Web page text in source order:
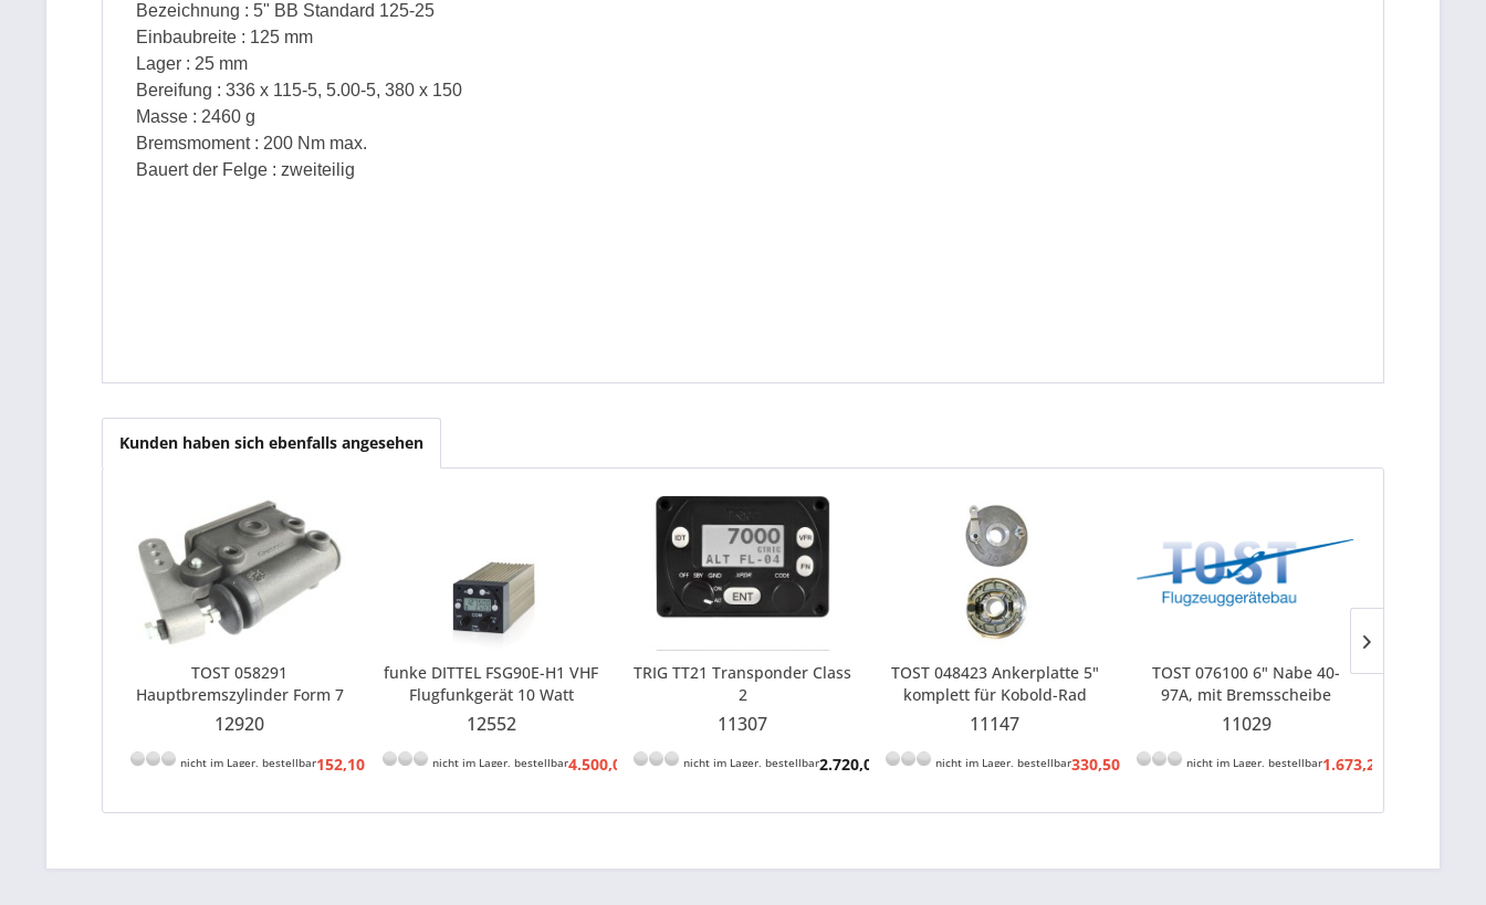
Bezeichnung : 5" BB Standard 125-25
Einbaubreite : 125 mm
Lager : 25 mm
Bereifung : 336 x 115-5, 5.00-5, 380 x 150
Masse : 2460 g
Bremsmoment : 200 Nm max.
Bauert der Felge : zweiteilig
Kunden haben sich ebenfalls angesehen
TOST 058291
Hauptbremszylinder Form 7
einschließlich seperatem
12920
nicht im Lager, bestellbar152,10 € * 157,92 € *
funke DITTEL FSG90E-H1 VHF
Flugfunkgerät 10 Watt
F10304
12552
nicht im Lager, bestellbar4.500,00 € * 5.049,00 € *
TRIG TT21 Transponder Class
2
11307
nicht im Lager, bestellbar2.720,00 € *
TOST 048423 Ankerplatte 5"
komplett für Kobold-Rad
Ankerschr. M10x1, AchsØ
11147
nicht im Lager, bestellbar330,50 € * 343,20 € *
TOST 076100 6" Nabe 40-
97A, mit Bremsscheibe
11029
nicht im Lager, bestellbar1.673,20 € *